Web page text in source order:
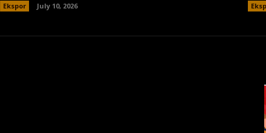
Ekspor July 10, 2026